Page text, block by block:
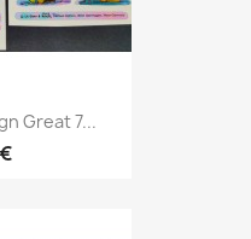
Great 7...